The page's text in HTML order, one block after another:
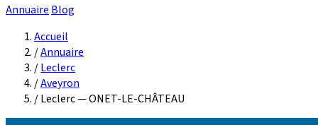
Annuaire Blog
Accueil
/Annuaire
/Leclerc
/Aveyron
/Leclerc — ONET-LE-CHÂTEAU